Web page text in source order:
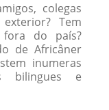
colegas
Tem
do país?
de Africâner
inumeras
bilingues e